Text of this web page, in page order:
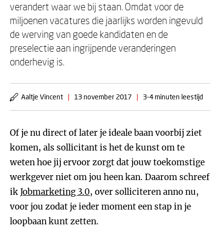
verandert waar we bij staan. Omdat voor de
miljoenen vacatures die jaarlijks worden ingevuld
de werving van goede kandidaten en de
preselectie aan ingrijpende veranderingen
onderhevig is.
Aaltje Vincent | 13 november 2017 | 3-4 minuten leestijd
Of je nu direct of later je ideale baan voorbij ziet
komen, als sollicitant is het de kunst om te
weten hoe jij ervoor zorgt dat jouw toekomstige
werkgever niet om jou heen kan. Daarom schreef
ikJobmarketing 3.0, over solliciteren anno nu,
voor jou zodat je ieder moment een stap in je
loopbaan kunt zetten.